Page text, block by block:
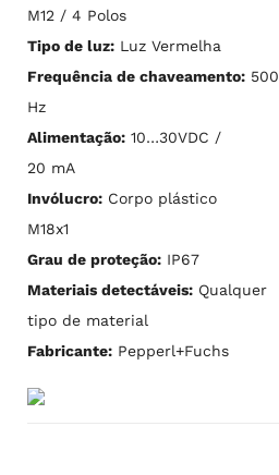
M12 / 4 Polos
Tipo de luz: Luz Vermelha
Frequência de chaveamento: 500
Hz
Alimentação: 10…30VDC /
20 mA
Invólucro: Corpo plástico
M18x1
Grau de proteção: IP67
Materiais detectáveis: Qualquer
tipo de material
Fabricante: Pepperl+Fuchs